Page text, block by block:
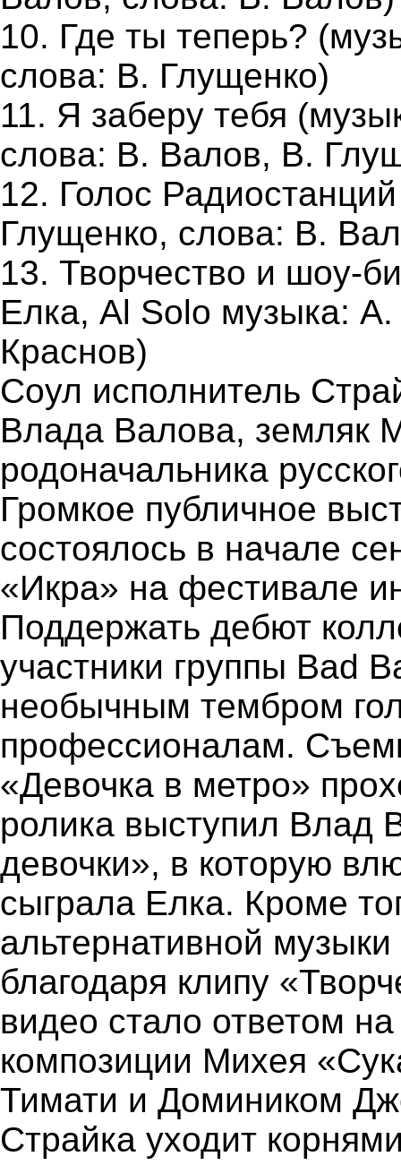
10. Где ты теперь?
слова: В. Глущенко)
11. Я заберу тебя
слова: В. Валов, В.
12. Голос
Глущенко, слова: В.
13. Творчество и шоу-
Елка, Al Solo музыка:
Краснов)
Соул исполнитель
Влада Валова, земляк
родоначальника
Громкое публичное
состоялось в начале
«Икра» на фестивале
Поддержать дебют
участники группы Bad
необычным тембром
профессионалам.
«Девочка в метро»
ролика выступил Влад
девочки», в которую
сыграла Елка. Кроме
альтернативной
благодаря клипу
видео стало ответом
композиции Михея
Тимати и Домиником
Страйка уходит